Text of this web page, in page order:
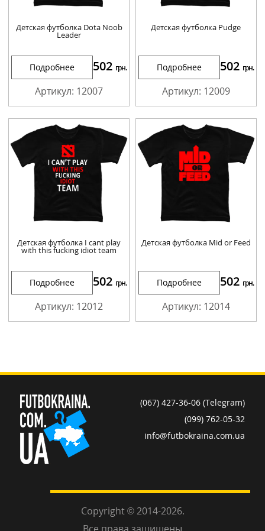
Детская футболка Dota Noob
Leader
Подробнее 502 грн.
Артикул: 12007
Детская футболка Pudge
Подробнее 502 грн.
Артикул: 12009
Детская футболка I cant play
with this fucking idiot team
Подробнее 502 грн.
Артикул: 12012
Детская футболка Mid or Feed
Подробнее 502 грн.
Артикул: 12014
(067) 427-36-06 (Telegram)
(099) 762-05-32
info@futbokraina.com.ua
Copyright © 2014-2026.